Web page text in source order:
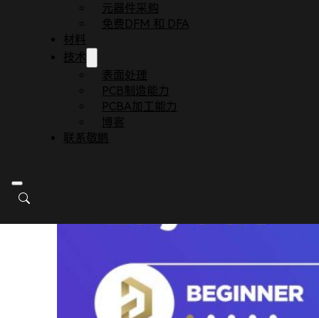
元器件采购
免费DFM 和 DFA
材料
技术
表面处理
PCB制造能力
PCBA加工能力
博客
联系敬鹏